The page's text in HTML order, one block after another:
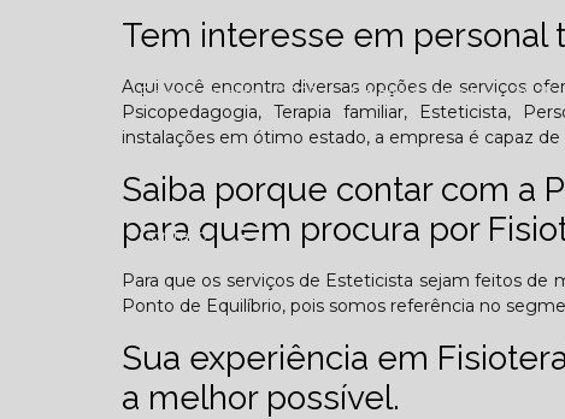
Edição Agosto - 2025 Edição Setembro - 2025
Contato
Tem interesse em personal
Aqui você encontra diversas opções de serviços
Psicopedagogia, Terapia familiar, Esteticista,
instalações em ótimo estado, a empresa é capaz
Saiba porque contar com a
para quem procura por
Para que os serviços de Esteticista sejam feitos de
Ponto de Equilíbrio, pois somos referência no
Sua experiência em
a melhor possível.